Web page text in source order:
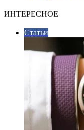
ИНТЕРЕСНОЕ
Статьи